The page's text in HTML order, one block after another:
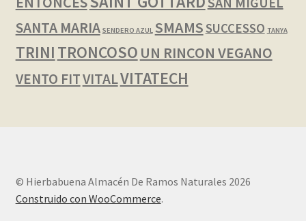
SANTA MARIA SENDERO AZUL SMAMSSUCCESSO TANYA
TRINI TRONCOSO UN RINCON VEGANO
VENTO FITVITALVITATECH
© Hierbabuena Almacén De Ramos Naturales 2026
Construido con WooCommerce.